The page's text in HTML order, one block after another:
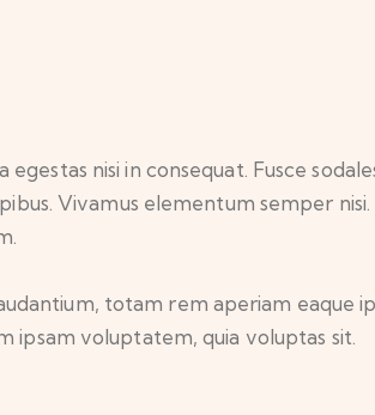
nisi in consequat. Fusce
Vivamus elementum semper
totam rem aperiam eaque
ipsam voluptatem, quia voluptas sit.